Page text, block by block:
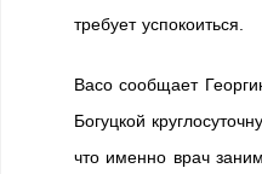
требует успокоиться.
Васо сообщает
Богуцкой
что именно врач